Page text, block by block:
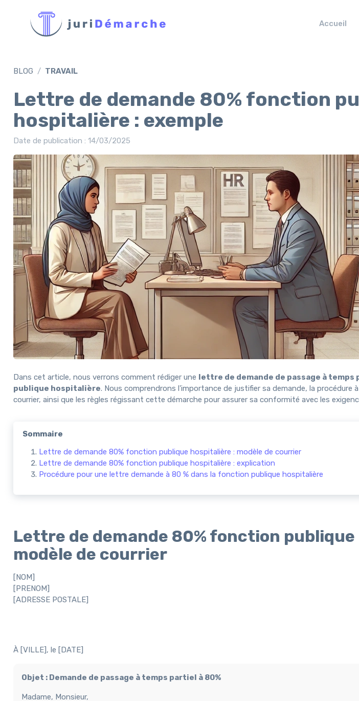
Accueil
BLOG TRAVAIL
Lettre de demande 80% fonction
hospitalière : exemple
Date de publication : 14/03/2025
Dans cet article, nous verrons comment rédiger une lettre de demande de passage à temps
publique hospitalière. Nous comprendrons l'importance de justifier sa demande, la procédure
courrier, ainsi que les règles régissant cette démarche pour assurer sa conformité avec les
Sommaire
Lettre de demande 80% fonction publique hospitalière : modèle de courrier
Lettre de demande 80% fonction publique hospitalière : explication
Procédure pour une lettre demande à 80 % dans la fonction publique hospitalière
Lettre de demande 80% fonction
modèle de courrier
[NOM]
[PRENOM]
[ADRESSE POSTALE]
À [VILLE], le [DATE]
Objet : Demande de passage à temps partiel à 80%
Madame, Monsieur,